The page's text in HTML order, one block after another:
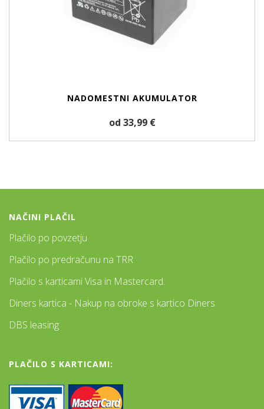
NADOMESTNI AKUMULATOR
od 33,99 €
NAČINI PLAČIL
Plačilo po povzetju
Plačilo po predračunu na TRR
Plačilo s karticami Visa in Mastercard.
Diners kartica - Nakup na obroke s kartico Diners
DBS leasing
PLAČILO S KARTICAMI: